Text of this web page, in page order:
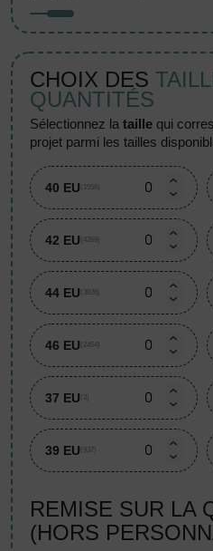
CHOIX DES
QUANTITÉS
sélectionnez lataille qui
projet parmi les tailles
40 EU (1556)
42 EU (4269)
44 EU (3826)
46 EU (2454)
37 EU (3)
39 EU (937)
REMISE SUR LA
(HORS